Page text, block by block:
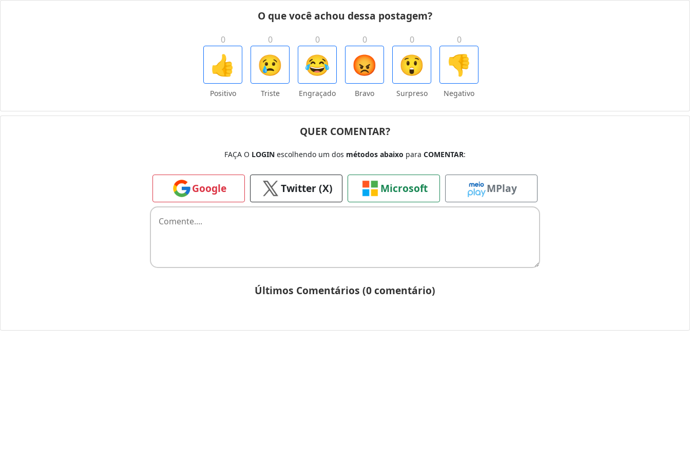
O que você achou dessa postagem?
0
👍
Positivo
0
😢
Triste
0
😂
Engraçado
0
😡
Bravo
0
😲
Surpreso
0
👎
Negativo
QUER COMENTAR?
FAÇA O LOGIN escolhendo um dos métodos abaixo para COMENTAR:
Google Twitter (X) Microsoft MPlay
Últimos Comentários (0 comentário)